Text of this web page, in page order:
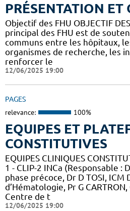
PRÉSENTATION ET
Objectif des FHU OBJECTIF
principal des FHU est de
communs entre les hôpitaux,
organismes de recherche, les
renforcer le
12/06/2025 19:00
PAGES
relevance: 100%
EQUIPES ET
CONSTITUTIVES
EQUIPES CLINIQUES
1 - CLIP-2 INCa (Responsable :
phase précoce, Dr D TOSI,
d’Hématologie, Pr G
Centre de t
12/06/2025 19:00